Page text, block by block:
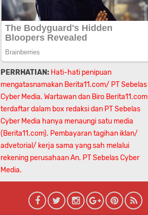
PERRHATIAN: Hati-hati penipuan
mengatasnamakan Berita11.com/ PT Sebelas
Cyber Media. Wartawan dan Biro Berita11.com
terdaftar dalam box redaksi dan PT Sebelas
Cyber Media hanya menaungi satu media
(Berita11.com). Pembayaran tagihan iklan/
advetorial/ kerja sama yang sah melalui
rekening perusahaan An. PT Sebelas Cyber
Media.